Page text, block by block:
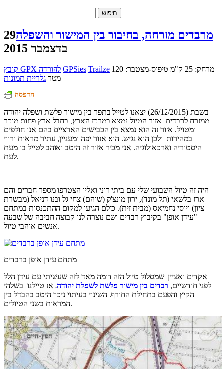
מרבדים מזרחה, בחיבור בין המישור והשפלה29
בדצמבר 2015
קובץ GPX להורדה GPSies Trailze מרחק: 25 ק"מ
טיפוס-מצטבר: 120
מטר גלריית תמונות
הדפסה
בשבת (26/12/2015) יצאנו לטייל בתפר בין מישור פלשת ושפלה יהודה
ממזרח לרבדים. אזור הטיול נמצא במרכז הארץ, בחבל ארץ פחות מוכר
ומטויל. אזור זה הוא נמצא בין הכבישים הארציים בהם אנו חולפים
במהירות ולכן הוא נגיש. הוא אזור יפה ומעניין, עתיר מראות ורווי
היסטוריה וארכאולוגיה. אני מכיר אזור זה היטב ואוהב לטייל בו מעת
לעת.
היה זה טיול השבועי שלי עם ביתי רוני ואליו הצטרפו מספר חברים והם
ארז בלשאי (תל מונד), ירון מונצ'ק (שוהם) צחי גל ובנו דניאל (מבשרת
ציון) ויוסי נחמיאס (מבית זית). כולם הגיעו למקום ההתכנסות במתחם
"עידן אופן" בקיבוץ רבדים ושם נוצרה לנו קבוצה חביבה של שבעה
אנשים אוהבי טיול.
מתחם עידן אופן ברבדים
אקדים ואציין, שמסלול טיול הזה דומה מאד לזה שעשיתי עם עידן הלל
לפני חודשיים, רבדים בין מישור פלשת לשפלת יהודה, אז טיילנו בשלהי
הקיץ והפעם בתחילת החורף. השינוי בעיתוי ניכר היטב בהבדל בין
המראות בשני הטיולים.